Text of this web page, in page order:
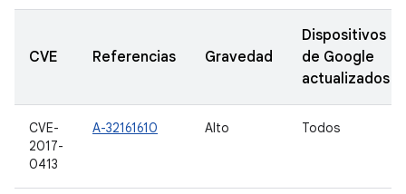
CVE Referencias Gravedad
Dispositivos
de Google
actualizados
CVE-
2017-
0413
A-32161610 Alto Todos